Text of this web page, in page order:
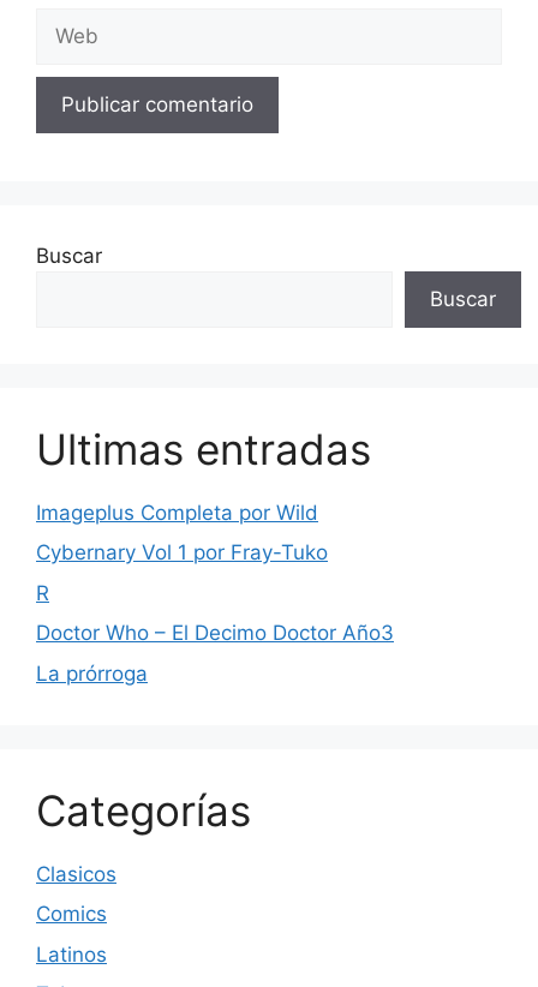
Buscar
Buscar
Ultimas entradas
Imageplus Completa por Wild
Cybernary Vol 1 por Fray-Tuko
R
Doctor Who – El Decimo Doctor Año3
La prórroga
Categorías
Clasicos
Comics
Latinos